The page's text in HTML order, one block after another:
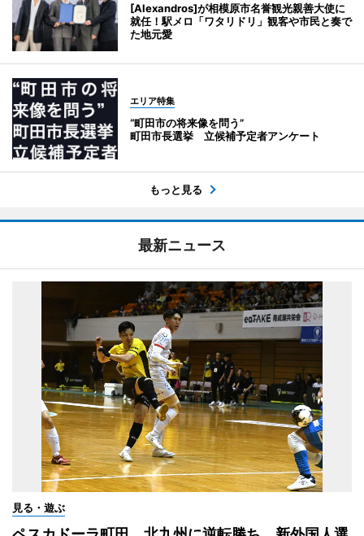
[Alexandros]が相模原市名誉観光親善大使に
就任！駅メロ「ワタリドリ」観客や市民と奏で
た地元愛
エリア特集
“町田市の将来像を問う”
町田市長選挙 立候補予定者アンケート
もっと見る
最新ニュース
見る・遊ぶ